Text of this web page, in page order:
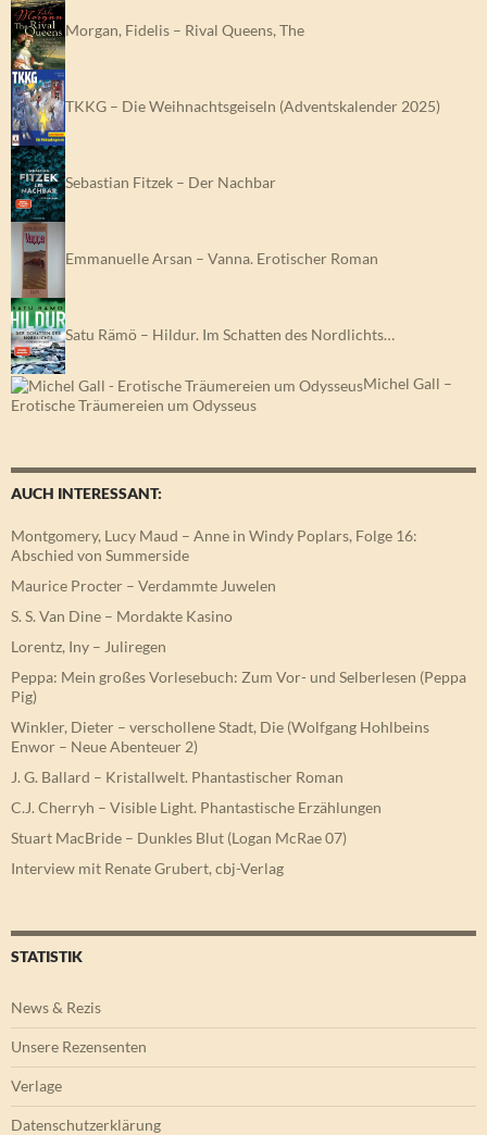
Morgan, Fidelis – Rival Queens, The
TKKG – Die Weihnachtsgeiseln (Adventskalender 2025)
Sebastian Fitzek – Der Nachbar
Emmanuelle Arsan – Vanna. Erotischer Roman
Satu Rämö – Hildur. Im Schatten des Nordlichts…
Michel Gall –
Erotische Träumereien um Odysseus
AUCH INTERESSANT:
Montgomery, Lucy Maud – Anne in Windy Poplars, Folge 16:
Abschied von Summerside
Maurice Procter – Verdammte Juwelen
S. S. Van Dine – Mordakte Kasino
Lorentz, Iny – Juliregen
Peppa: Mein großes Vorlesebuch: Zum Vor- und Selberlesen (Peppa
Pig)
Winkler, Dieter – verschollene Stadt, Die (Wolfgang Hohlbeins
Enwor – Neue Abenteuer 2)
J. G. Ballard – Kristallwelt. Phantastischer Roman
C.J. Cherryh – Visible Light. Phantastische Erzählungen
Stuart MacBride – Dunkles Blut (Logan McRae 07)
Interview mit Renate Grubert, cbj-Verlag
STATISTIK
News & Rezis
Unsere Rezensenten
Verlage
Datenschutzerklärung